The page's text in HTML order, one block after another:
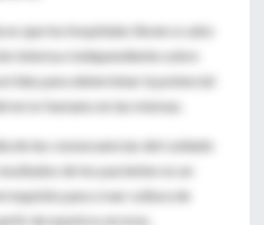
es que los hospitales lleven a cabo
interna e independiente sobre
para determinar la potencial
error humano en las mismas.
de las consecuencias del cuidado
de los pacientes es un
para crear cultura de
de nuestros errores.